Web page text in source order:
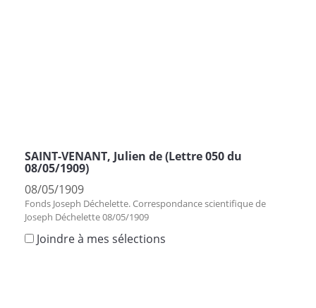
SAINT-VENANT, Julien de (Lettre 050 du
08/05/1909)
08/05/1909
Fonds Joseph Déchelette. Correspondance scientifique de
Joseph Déchelette 08/05/1909
Joindre à mes sélections